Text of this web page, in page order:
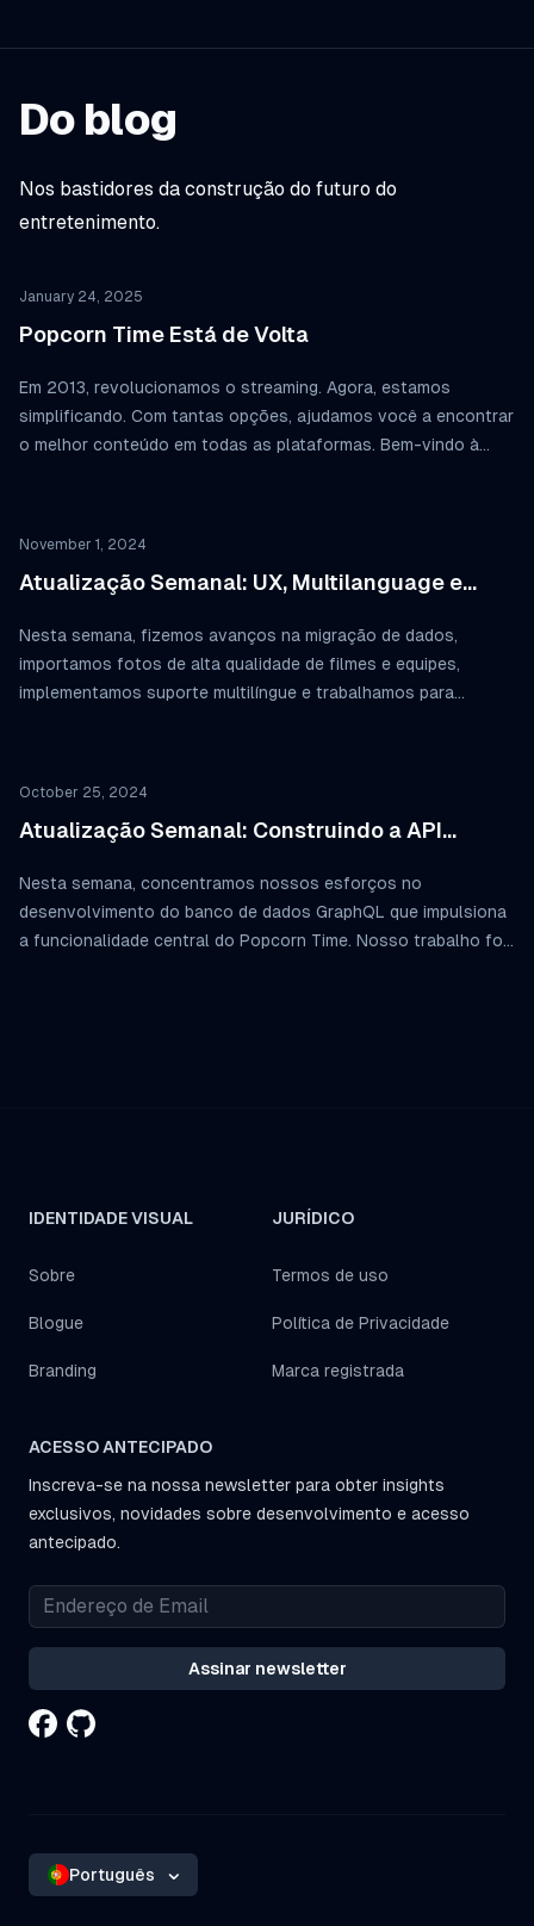
Do blog
Nos bastidores da construção do futuro do
entretenimento.
January 24, 2025
Popcorn Time Está de Volta
Em 2013, revolucionamos o streaming. Agora, estamos
simplificando. Com tantas opções, ajudamos você a encontrar
o melhor conteúdo em todas as plataformas. Bem-vindo à
November 1, 2024
Atualização Semanal: UX, Multilanguage e
Nesta semana, fizemos avanços na migração de dados,
importamos fotos de alta qualidade de filmes e equipes,
implementamos suporte multilíngue e trabalhamos para
October 25, 2024
Atualização Semanal: Construindo a API
Nesta semana, concentramos nossos esforços no
desenvolvimento do banco de dados GraphQL que impulsiona
a funcionalidade central do Popcorn Time. Nosso trabalho foi
IDENTIDADE VISUAL
Sobre
Blogue
Branding
JURÍDICO
Termos de uso
Política de Privacidade
Marca registrada
ACESSO ANTECIPADO
Inscreva-se na nossa newsletter para obter insights
exclusivos, novidades sobre desenvolvimento e acesso
antecipado.
Assinar newsletter
Português